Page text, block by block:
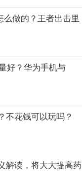
做的？王者出击里
好？华为手机与
不花钱可以玩吗？
解读，将大大提高药